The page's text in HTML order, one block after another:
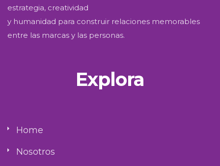
estrategia, creatividad
y humanidad para construir relaciones memorables
entre las marcas y las personas.
Explora
Home
Nosotros